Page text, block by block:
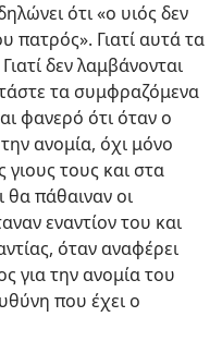
ότι «ο υιός δεν
πατρός». Γιατί αυτά τα
δεν λαμβάνονται
τα συμφραζόμενα
φανερό ότι όταν ο
ανομία, όχι μόνο
γιους τους και στα
θα πάθαιναν οι
εναντίον του και
όταν αναφέρει
για την ανομία του
που έχει ο